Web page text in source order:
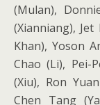
(Mulan),
(Xianniang),
Khan), Yoson
Chao (Li), Pei-
(Xiu), Ron
Chen Tang